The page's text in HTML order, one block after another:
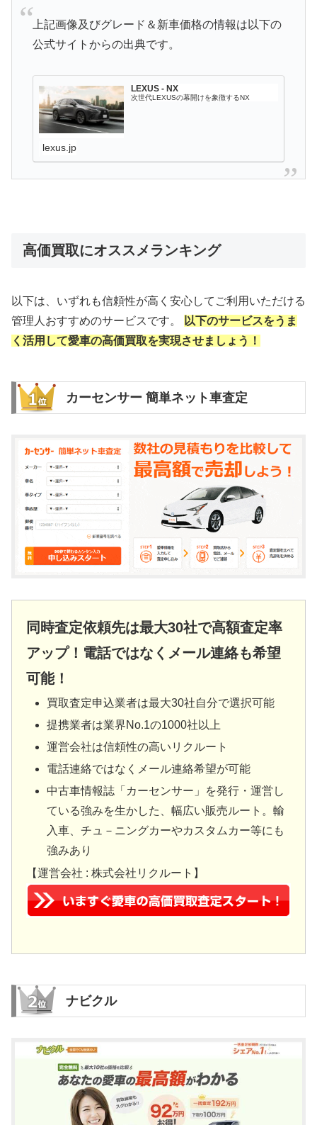
上記画像及びグレード＆新車価格の情報は以下の
公式サイトからの出典です。
LEXUS ‐ NX
次世代LEXUSの幕開けを象徴するNX
lexus.jp
高価買取にオススメランキング
以下は、いずれも信頼性が高く安心してご利用いただける
管理人おすすめのサービスです。
以下のサービスをうま
く活用して愛車の高価買取を実現させましょう！
カーセンサー 簡単ネット車査定
同時査定依頼先は最大30社で高額査定率
アップ！電話ではなくメール連絡も希望
可能！
買取査定申込業者は最大30社自分で選択可能
提携業者は業界No.1の1000社以上
運営会社は信頼性の高いリクルート
電話連絡ではなくメール連絡希望が可能
中古車情報誌「カーセンサー」を発行・運営し
ている強みを生かした、幅広い販売ルート。輸
入車、チュ－ニングカーやカスタムカー等にも
強みあり
【運営会社 : 株式会社リクルート】
ナビクル